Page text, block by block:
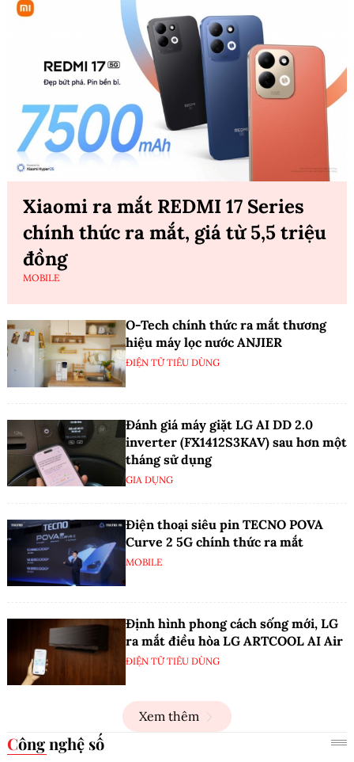
Xiaomi ra mắt REDMI 17 Series
chính thức ra mắt, giá từ 5,5 triệu
đồng
MOBILE
O-Tech chính thức ra mắt thương
hiệu máy lọc nước ANJIER
ĐIỆN TỬ TIÊU DÙNG
Đánh giá máy giặt LG AI DD 2.0
inverter (FX1412S3KAV) sau hơn một
tháng sử dụng
GIA DỤNG
Điện thoại siêu pin TECNO POVA
Curve 2 5G chính thức ra mắt
MOBILE
Định hình phong cách sống mới, LG
ra mắt điều hòa LG ARTCOOL AI Air
ĐIỆN TỬ TIÊU DÙNG
Xem thêm
Công nghệ số